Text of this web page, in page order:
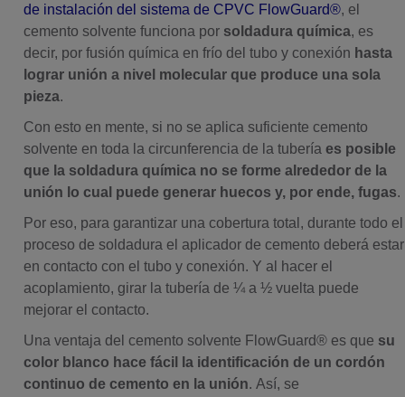
de instalación del sistema de CPVC FlowGuard®, el
cemento solvente funciona por soldadura química, es
decir, por fusión química en fríodel tubo y conexión hasta
lograr unión a nivel molecular que produce una sola
pieza.
Con esto en mente, si no se aplica suficiente cemento
solvente en toda la circunferencia de la tuberíaes posible
que la soldadura química no se forme alrededor de la
unión lo cual puede generar huecos y, por ende, fugas.
Por eso, para garantizar una cobertura total, durante todo el
proceso de soldadura el aplicador de cemento deberá estar
en contacto con el tubo y conexión. Y al hacer el
acoplamiento, girar la tubería de ¼ a ½ vuelta puede
mejorar el contacto.
Una ventaja del cemento solvente FlowGuard® es que su
color blanco hace fácil la identificación de un cordón
continuo de cemento en la unión. Así, se